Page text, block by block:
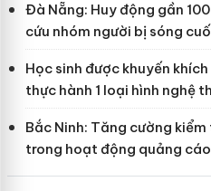
Đà Nẵng: Huy động gần
cứu nhóm người bị sóng
Học sinh được khuyến
thực hành 1 loại hình nghệ
Bắc Ninh: Tăng cường
trong hoạt động quảng cáo